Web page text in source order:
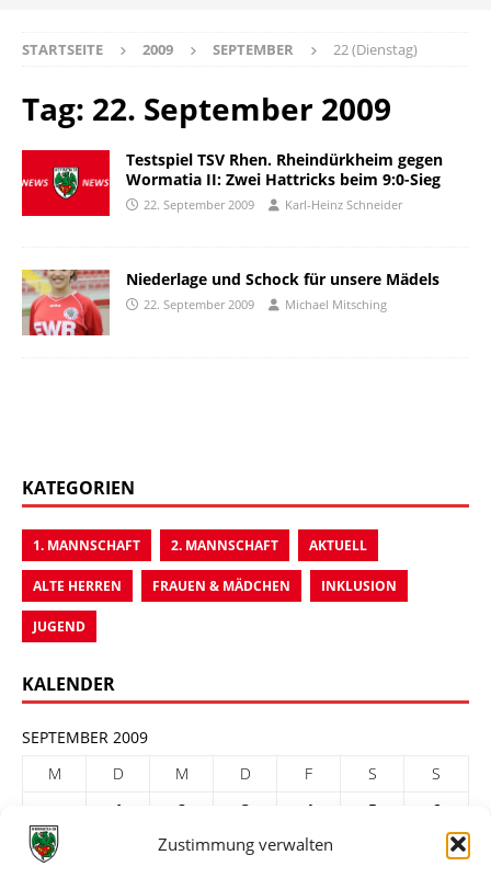
Zustimmung verwalten
STARTSEITE 2009 SEPTEMBER 22 (Dienstag)
Tag: 22. September 2009
Testspiel TSV Rhen. Rheindürkheim gegen
Wormatia II: Zwei Hattricks beim 9:0-Sieg
22. September 2009 Karl-Heinz Schneider
Niederlage und Schock für unsere Mädels
22. September 2009 Michael Mitsching
KATEGORIEN
1. MANNSCHAFT 2. MANNSCHAFT AKTUELL
ALTE HERREN FRAUEN & MÄDCHEN INKLUSION
JUGEND
KALENDER
SEPTEMBER 2009
M
D M D F S
S
1
2 3 4 5
6
7
9 10 11